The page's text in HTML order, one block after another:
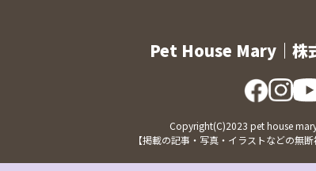
Pet House Mary｜株
Copyright(C)2023 pet house
【掲載の記事・写真・イラストなどの無